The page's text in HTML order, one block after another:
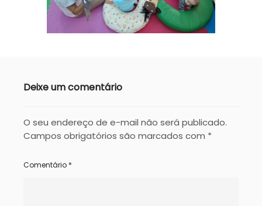
Deixe um comentário
O seu endereço de e-mail não será publicado.
Campos obrigatórios são marcados com *
Comentário *